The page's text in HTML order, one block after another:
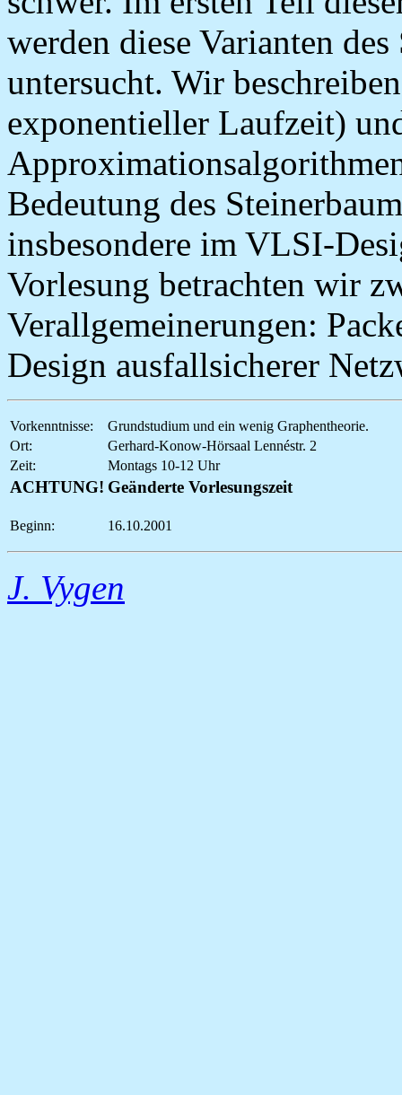
werden diese Varianten
untersucht. Wir
exponentieller Laufzeit)
Bedeutung des
insbesondere im VLSI-
Vorlesung betrachten wir
Verallgemeinerungen:
Design ausfallsicherer
Vorkenntnisse:
Grundstudium und ein wenig Graphentheorie.
Ort:
Gerhard-Konow-Hörsaal Lennéstr. 2
Zeit:
Montags 10-12 Uhr
ACHTUNG! Geänderte Vorlesungszeit
Beginn: 16.10.2001
J. Vygen